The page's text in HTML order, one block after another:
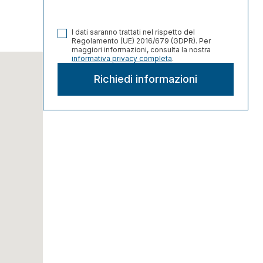
I dati saranno trattati nel rispetto del
Regolamento (UE) 2016/679 (GDPR). Per
maggiori informazioni, consulta la nostra
informativa privacy completa.